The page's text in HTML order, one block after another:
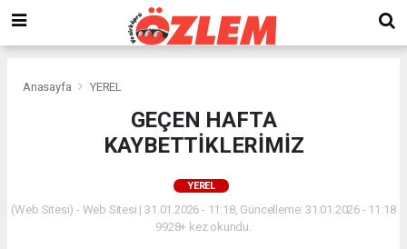
Anasayfa YEREL
GEÇEN HAFTA
KAYBETTİKLERİMİZ
YEREL
(Web Sitesi) - Web Sitesi | 31.01.2026 - 11:18, Güncelleme: 31.01.2026 - 11:18
9928+ kez okundu.